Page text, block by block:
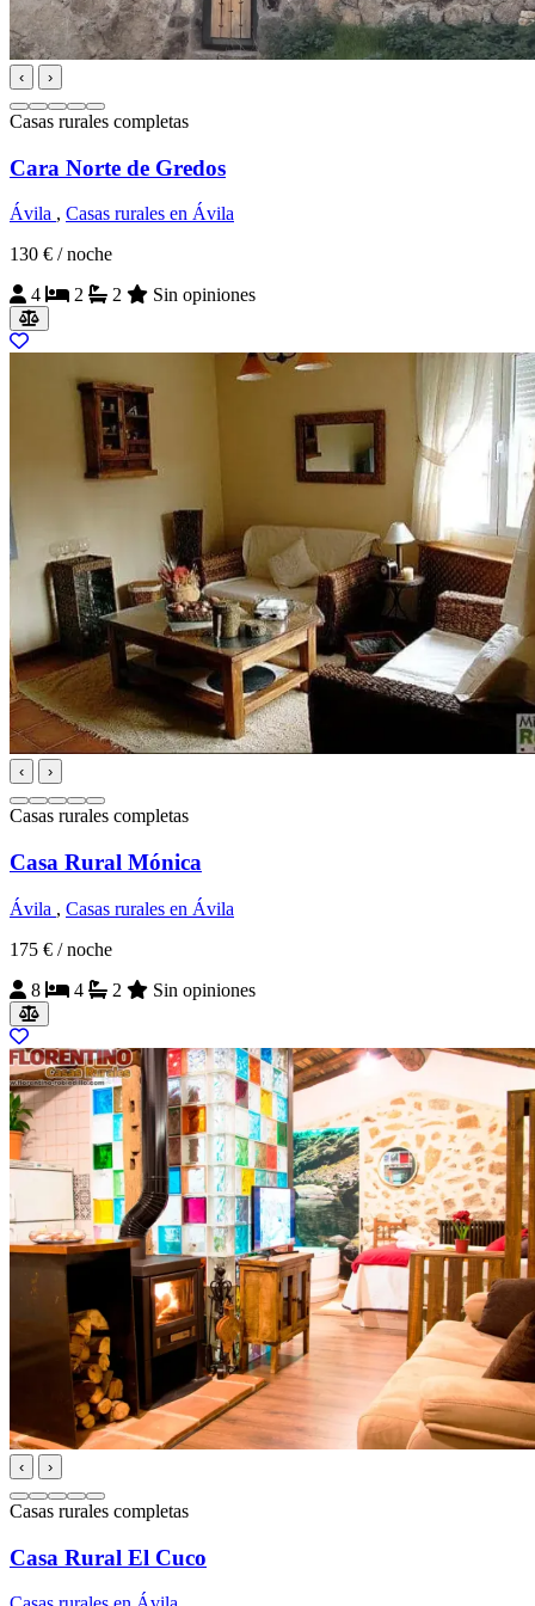
‹ ›
Casas rurales completas
Cara Norte de Gredos
Ávila , Casas rurales en Ávila
130 € / noche
4
2 2 Sin opiniones
‹ ›
Casas rurales completas
Casa Rural Mónica
Ávila , Casas rurales en Ávila
175 € / noche
8
4 2 Sin opiniones
‹ ›
Casas rurales completas
Casa Rural El Cuco